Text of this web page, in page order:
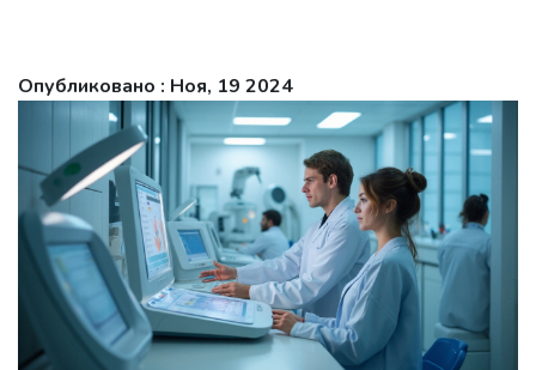
Опубликовано : Ноя, 19 2024